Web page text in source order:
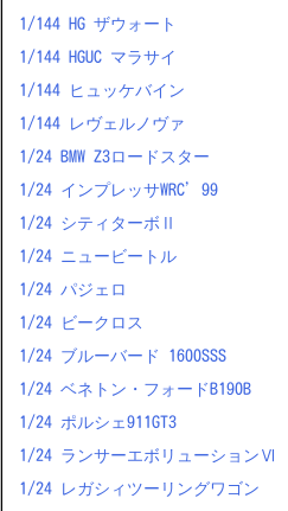
1/144 HG ザウォート
1/144 HGUC マラサイ
1/144 ヒュッケバイン
1/144 レヴェルノヴァ
1/24 BMW Z3ロードスター
1/24 インプレッサWRC’99
1/24 シティターボⅡ
1/24 ニュービートル
1/24 パジェロ
1/24 ビークロス
1/24 ブルーバード 1600SSS
1/24 ベネトン・フォードB190B
1/24 ポルシェ911GT3
1/24 ランサーエボリューションⅥ
1/24 レガシィツーリングワゴン